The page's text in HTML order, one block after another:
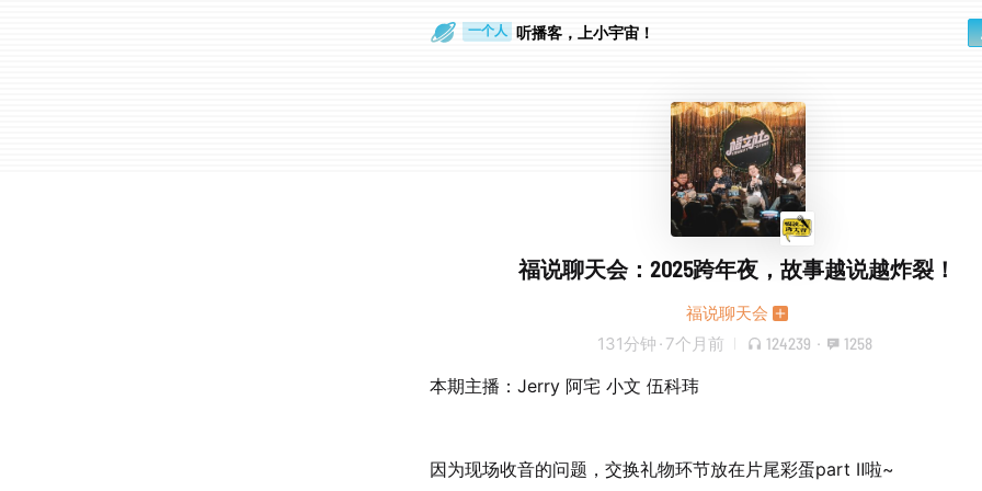
一个人 听播客，上小宇宙！
福说聊天会：2025跨年夜，故事越说越炸裂！
福说聊天会
131分钟 · 7个月前 124239 · 1258
本期主播：Jerry 阿宅 小文 伍科玮
因为现场收音的问题，交换礼物环节放在片尾彩蛋part Ⅱ啦~